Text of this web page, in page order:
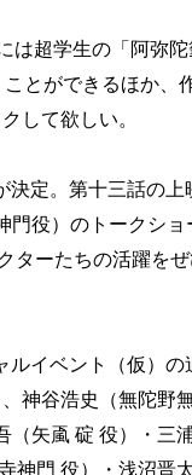
は超学生の「阿弥
とができるほか、
して欲しい。
決定。第十三話の
役）のトークショ
ターたちの活躍を
ルイベント（仮）
神谷浩史（無陀野
（矢颪 碇 役）・三
神門 役）・浅沼晋